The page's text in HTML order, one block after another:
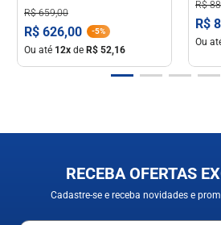
R$ 659,00
R$ 626,00 -5%
Ou até 12x de R$ 52,16
R$
R$
Ou
RECEBA OFERTAS
Cadastre-se e receba novidades e